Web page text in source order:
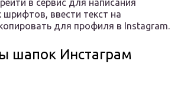
в сервис для написания
шрифтов, ввести текст на
для профиля в Instagram.
шапок Инстаграм